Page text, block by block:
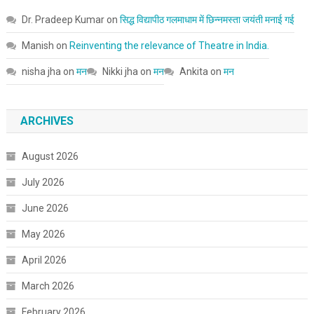
Dr. Pradeep Kumaron सिद्ध विद्यापीठ गलमाधाम में छिन्नमस्ता जयंती मनाई गई
Manish on Reinventing the relevance of Theatre in India.
nisha jhaon मन Nikki jhaon मन Ankitaon मन
ARCHIVES
August 2026
July 2026
June 2026
May 2026
April 2026
March 2026